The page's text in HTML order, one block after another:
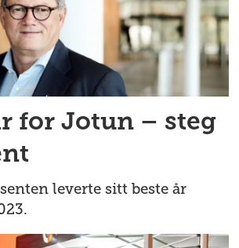
for Jotun – steg
leverte sitt beste år